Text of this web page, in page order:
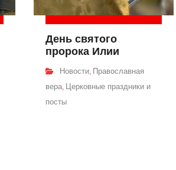
День святого
пророка Илии
Новости, Православная
вера, Церковные праздники и
посты